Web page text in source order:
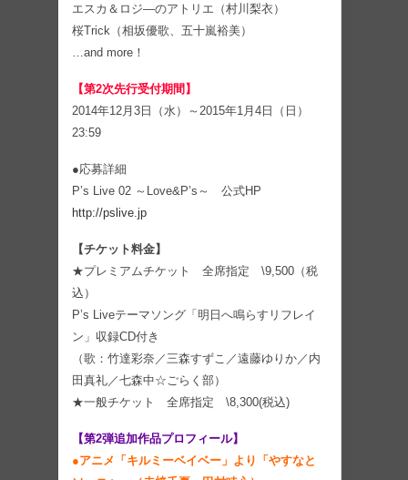
エスカ＆ロジ―のアトリエ（村川梨衣）
桜Trick（相坂優歌、五十嵐裕美）
…and more！
【第2次先行受付期間】
2014年12月3日（水）～2015年1月4日（日）
23:59
●応募詳細
P’s Live 02 ～Love&P’s～ 公式HP
http://pslive.jp
【チケット料金】
★プレミアムチケット 全席指定 \9,500（税
込）
P’s Liveテーマソング「明日へ鳴らすリフレイ
ン」収録CD付き
（歌：竹達彩奈／三森すずこ／遠藤ゆりか／内
田真礼／七森中☆ごらく部）
★一般チケット 全席指定 \8,300(税込)
【第2弾追加作品プロフィール】
●アニメ「キルミーベイベー」より「やすなと